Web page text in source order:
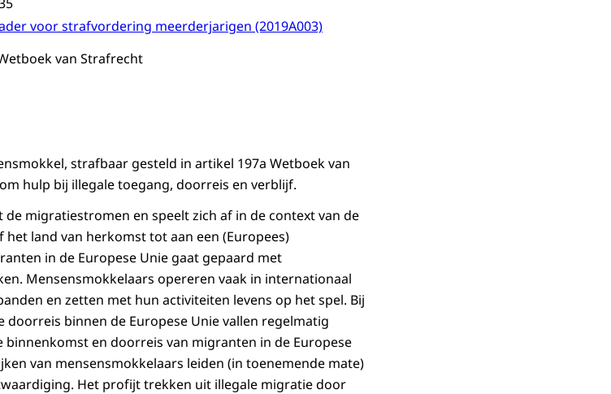
voor strafvordering meerderjarigen (2019A003)
van Strafrecht
strafbaar gesteld in artikel 197a Wetboek van
hulp bij illegale toegang, doorreis en verblijf.
migratiestromen en speelt zich af in de context van de
land van herkomst tot aan een (Europees)
in de Europese Unie gaat gepaard met
Mensensmokkelaars opereren vaak in internationaal
en zetten met hun activiteiten levens op het spel. Bij
binnen de Europese Unie vallen regelmatig
en doorreis van migranten in de Europese
van mensensmokkelaars leiden (in toenemende mate)
Het profijt trekken uit illegale migratie door